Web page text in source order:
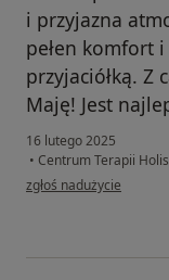
i przyjazna
pełen komfort
przyjaciółką. Z
Maję! Jest
16 lutego 2025
• Centrum Terapii
w opinii użytkownika JP
zgłoś nadużycie